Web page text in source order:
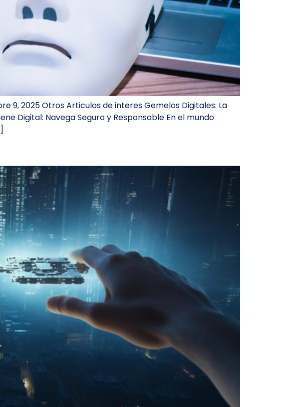
9, 2025 Otros Articulos de interes Gemelos Digitales: La
Digital: Navega Seguro y Responsable En el mundo